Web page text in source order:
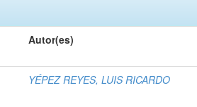
Autor(es)
YÉPEZ REYES, LUIS RICARDO